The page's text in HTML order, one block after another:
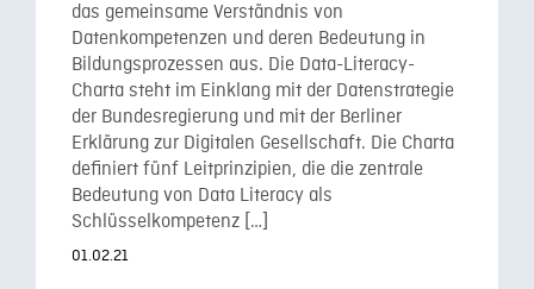
das gemeinsame Verständnis von
Datenkompetenzen und deren Bedeutung in
Bildungsprozessen aus. Die Data-Literacy-
Charta steht im Einklang mit der Datenstrategie
der Bundesregierung und mit der Berliner
Erklärung zur Digitalen Gesellschaft. Die Charta
definiert fünf Leitprinzipien, die die zentrale
Bedeutung von Data Literacy als
Schlüsselkompetenz […]
01.02.21